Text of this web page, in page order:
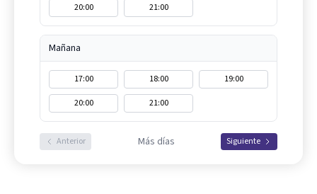
20:00
21:00
Mañana
17:00 18:00
19:00
20:00
21:00
Anterior Más días Siguiente